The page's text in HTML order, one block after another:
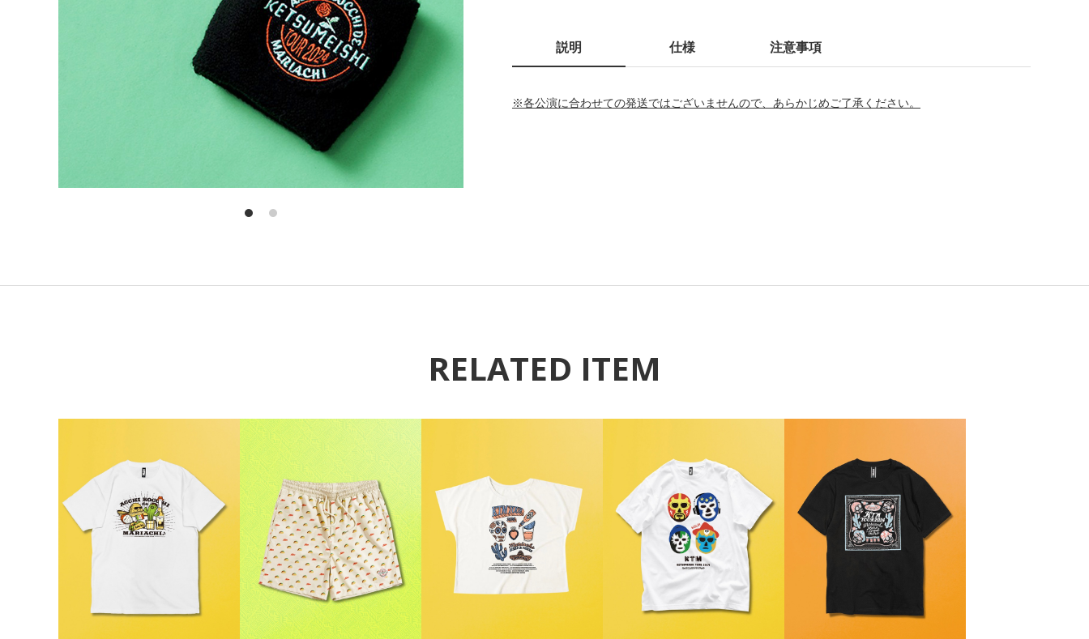
説明
※各公演に合わせての発送ではございませんので、あらかじめご了承ください。
仕様 注意事項
RELATED ITEM